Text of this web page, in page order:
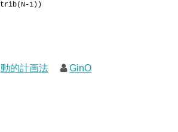
trib( N-1 ))
動的計画法 GinO